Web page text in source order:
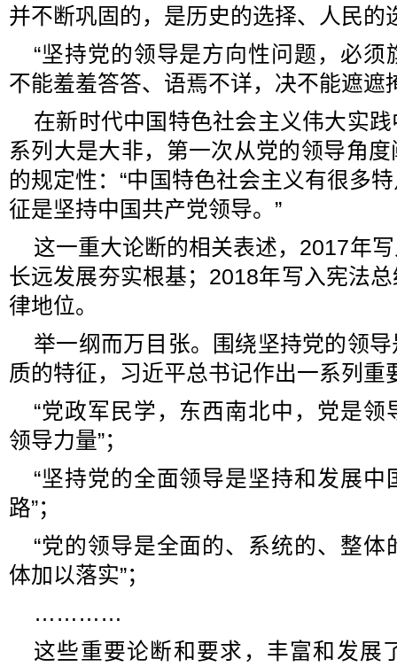
并不断巩固的，是历史的选择、人民的
“坚持党的领导是方向性问题，必
不能羞羞答答、语焉不详，决不能遮遮
在新时代中国特色社会主义伟大实
系列大是大非，第一次从党的领导角
的规定性：“中国特色社会主义有很多
征是坚持中国共产党领导。”
这一重大论断的相关表述，2017年
长远发展夯实根基；2018年写入宪法
律地位。
举一纲而万目张。围绕坚持党的领
质的特征，习近平总书记作出一系列
“党政军民学，东西南北中，党是
领导力量”；
“坚持党的全面领导是坚持和发展
路”；
“党的领导是全面的、系统的、整
体加以落实”；
…………
这些重要论断和要求，丰富和发展